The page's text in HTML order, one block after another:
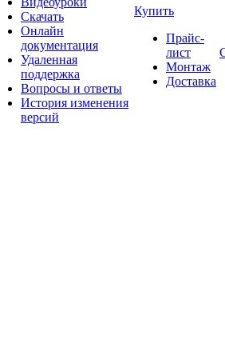
Скачать
Онлайн
документация
Удаленная
поддержка
Вопросы и ответы
История изменения
версий
Купить
Прайс-
лист
Монтаж
Доставка